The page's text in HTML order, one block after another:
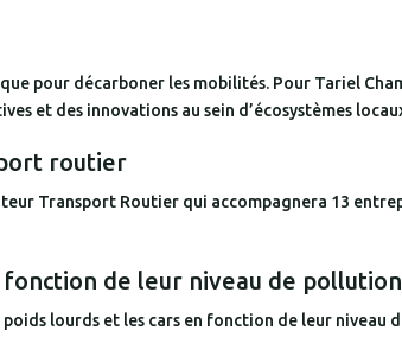
pour décarboner les mobilités. Pour Tariel
et des innovations au sein d’écosystèmes
routier
Transport Routier qui accompagnera 13
de leur niveau de pollution
lourds et les cars en fonction de leur niveau